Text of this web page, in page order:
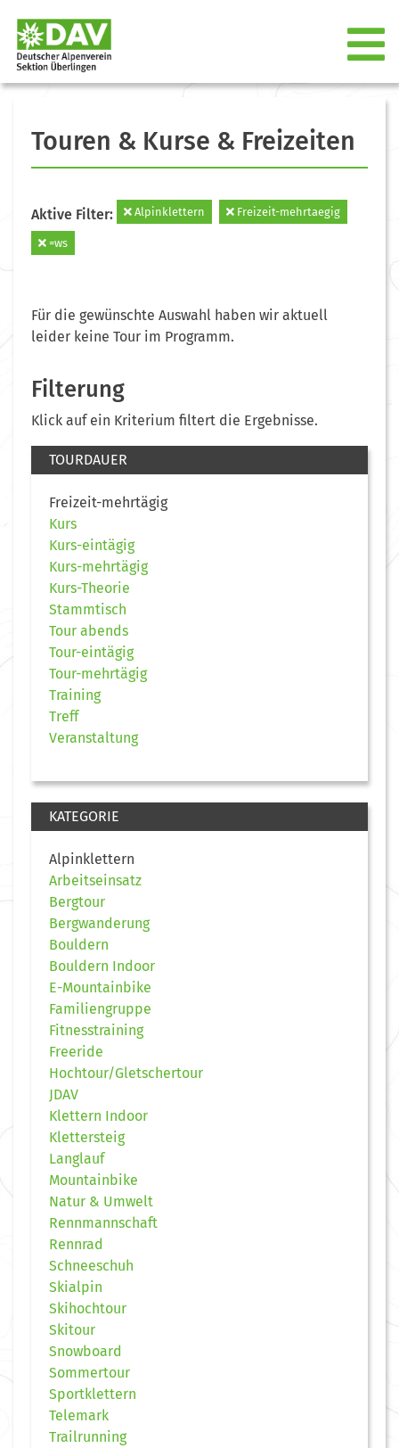
Touren & Kurse & Freizeiten
Aktive Filter: Alpinklettern Freizeit-mehrtaegig
=ws
Für die gewünschte Auswahl haben wir aktuell
leider keine Tour im Programm.
Filterung
Klick auf ein Kriterium filtert die Ergebnisse.
TOURDAUER
Freizeit-mehrtägig
Kurs
Kurs-eintägig
Kurs-mehrtägig
Kurs-Theorie
Stammtisch
Tour abends
Tour-eintägig
Tour-mehrtägig
Training
Treff
Veranstaltung
KATEGORIE
Alpinklettern
Arbeitseinsatz
Bergtour
Bergwanderung
Bouldern
Bouldern Indoor
E-Mountainbike
Familiengruppe
Fitnesstraining
Freeride
Hochtour/Gletschertour
JDAV
Klettern Indoor
Klettersteig
Langlauf
Mountainbike
Natur & Umwelt
Rennmannschaft
Rennrad
Schneeschuh
Skialpin
Skihochtour
Skitour
Snowboard
Sommertour
Sportklettern
Telemark
Trailrunning